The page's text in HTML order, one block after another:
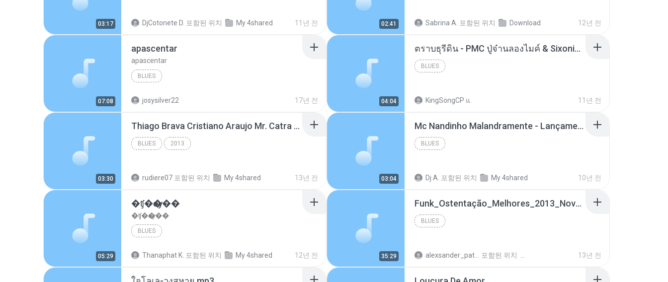
03:17 DjCotonete D. 포함된 위치 My 4shared 11년 전 02:41 Sabrina A. 포함된 위치 Download 12년 전
07:08
apascentar
apascentar
BLUES
josysilver22 17년 전 04:04
ตราบธุรีดิน - PMC ปู่จ๋านลองไมค์ & Sixonine ( Cover Version ).mp3
BLUES
KingSongCP แ. 11년 전
03:30
Thiago Brava Cristiano Araujo Mr. Catra - Ta Soltinha.mp3
BLUES 2013
rudiere07 포함된 위치 My 4shared 13년 전 03:04
Mc Nandinho Malandramente - Lançamento 2016.mp3
BLUES
Dj A. 포함된 위치 My 4shared 10년 전
05:29
�ʧ�ѹ���
�ʧ�ѹ���
BLUES
Thanaphat K. 포함된 위치 My 4shared 12년 전 35:29
Funk_Ostentação_Melhores_2013_Novas MC GUIME, MC LON, MC RODOLFINHO, MC NEGUINHO DO KAXETA, MC Leo Da Baixada, MC Boy Do CHarmes.mp3
BLUES
포함된 위치 13년 전